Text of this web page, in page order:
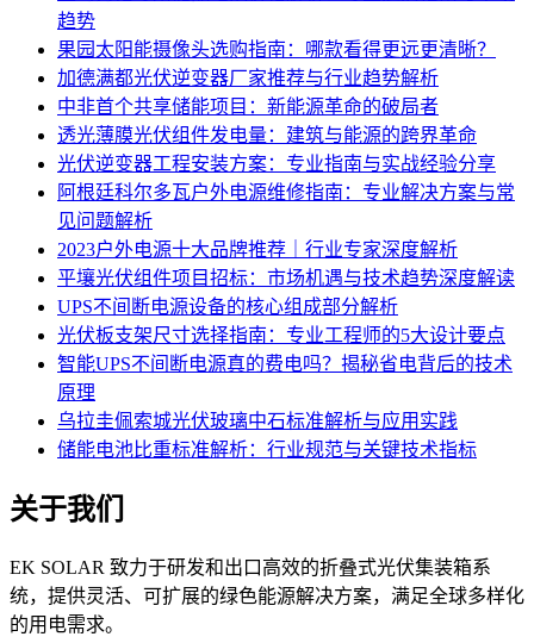
趋势
果园太阳能摄像头选购指南：哪款看得更远更清晰？
加德满都光伏逆变器厂家推荐与行业趋势解析
中非首个共享储能项目：新能源革命的破局者
透光薄膜光伏组件发电量：建筑与能源的跨界革命
光伏逆变器工程安装方案：专业指南与实战经验分享
阿根廷科尔多瓦户外电源维修指南：专业解决方案与常
见问题解析
2023户外电源十大品牌推荐｜行业专家深度解析
平壤光伏组件项目招标：市场机遇与技术趋势深度解读
UPS不间断电源设备的核心组成部分解析
光伏板支架尺寸选择指南：专业工程师的5大设计要点
智能UPS不间断电源真的费电吗？揭秘省电背后的技术
原理
乌拉圭佩索城光伏玻璃中石标准解析与应用实践
储能电池比重标准解析：行业规范与关键技术指标
关于我们
EK SOLAR 致力于研发和出口高效的折叠式光伏集装箱系
统，提供灵活、可扩展的绿色能源解决方案，满足全球多样化
的用电需求。